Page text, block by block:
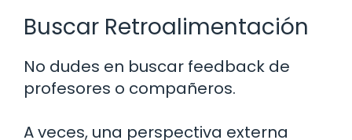
Buscar Retroalimentación
No dudes en buscar feedback de
profesores o compañeros.
A veces, una perspectiva externa